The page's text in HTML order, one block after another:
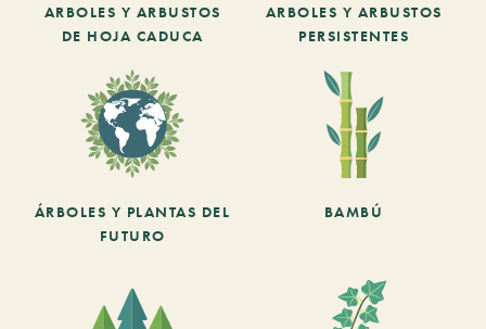
ARBOLES Y ARBUSTOS
DE HOJA CADUCA
ARBOLES Y ARBUSTOS
PERSISTENTES
ÁRBOLES Y PLANTAS DEL
FUTURO
BAMBÚ